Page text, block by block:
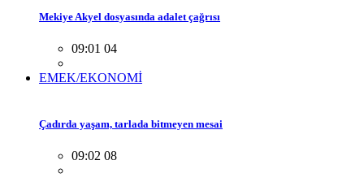
Mekiye Akyel dosyasında adalet çağrısı
09:01 04
EMEK/EKONOMİ
Çadırda yaşam, tarlada bitmeyen mesai
09:02 08